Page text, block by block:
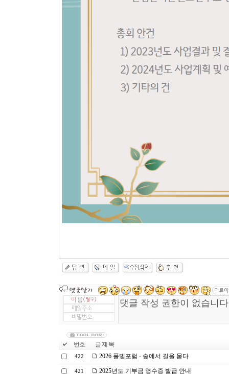
번호 글 제 목
422 2026 풀빛포럼 - 숲에서 길을 묻다
421 2025년도 기부금 영수증 발급 안내